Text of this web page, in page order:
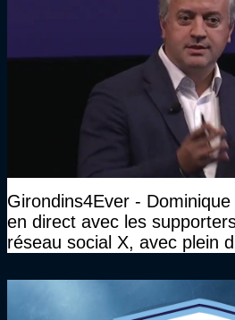
Girondins4Ever -
en direct avec les
réseau social X, avec plein